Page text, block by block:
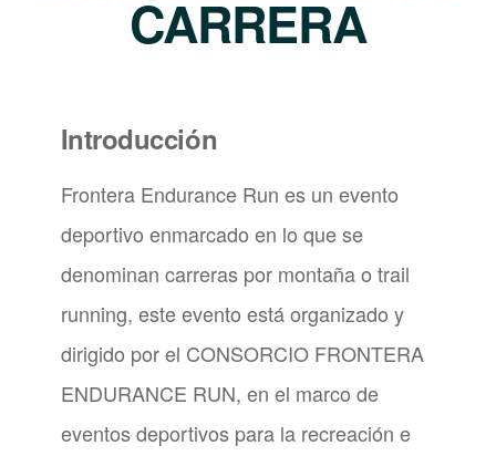
CARRERA
Introducción
Frontera Endurance Run es un evento
deportivo enmarcado en lo que se
denominan carreras por montaña o trail
running, este evento está organizado y
dirigido por el CONSORCIO FRONTERA
ENDURANCE RUN, en el marco de
eventos deportivos para la recreación e